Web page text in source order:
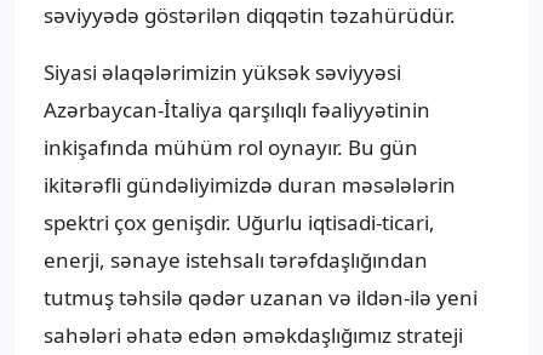
səviyyədə göstərilən diqqətin təzahürüdür.
Siyasi əlaqələrimizin yüksək səviyyəsi
Azərbaycan-İtaliya qarşılıqlı fəaliyyətinin
inkişafında mühüm rol oynayır. Bu gün
ikitərəfli gündəliyimizdə duran məsələlərin
spektri çox genişdir. Uğurlu iqtisadi-ticari,
enerji, sənaye istehsalı tərəfdaşlığından
tutmuş təhsilə qədər uzanan və ildən-ilə yeni
sahələri əhatə edən əməkdaşlığımız strateji